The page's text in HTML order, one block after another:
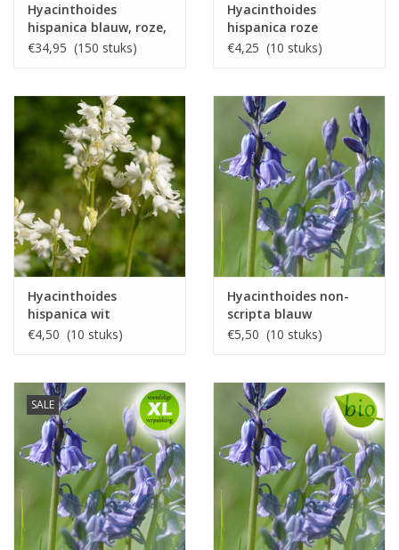
Hyacinthoides
hispanica blauw, roze,
wit - XL
€34,95 (150 stuks)
Hyacinthoides
hispanica roze
€4,25 (10 stuks)
Hyacinthoides
hispanica wit
€4,50 (10 stuks)
Hyacinthoides non-
scripta blauw
€5,50 (10 stuks)
SALE